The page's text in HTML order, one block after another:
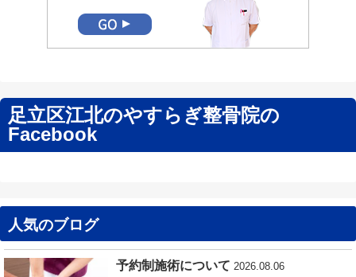
足立区江北のやすらぎ整骨院の
Facebook
人気のブログ
予約制施術について 2026.08.06